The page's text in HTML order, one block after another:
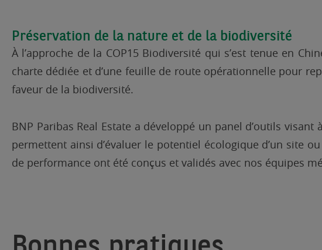
Préservation de la nature et de la biodiversité
À l’approche de la COP15 Biodiversité qui s’est tenue en
charte dédiée et d’une feuille de route opérationnelle pour
faveur de la biodiversité.
BNP Paribas Real Estate a développé un panel d’outils
permettent ainsi d’évaluer le potentiel écologique d’un site
de performance ont été conçus et validés avec nos équipes